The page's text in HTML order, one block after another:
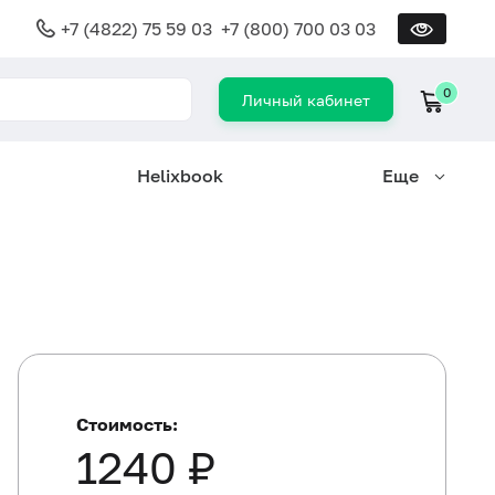
+7 (4822) 75 59 03 +7 (800) 700 03 03
Личный кабинет 0
Helixbook Еще
Стоимость:
1240 ₽